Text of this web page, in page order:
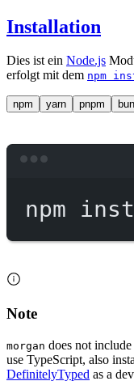
Installation
Dies ist ein Node.js
erfolgt mit dem npm
npm yarn pnpm bun
npm
Note
morgan does not
use TypeScript, also
DefinitelyTyped as a